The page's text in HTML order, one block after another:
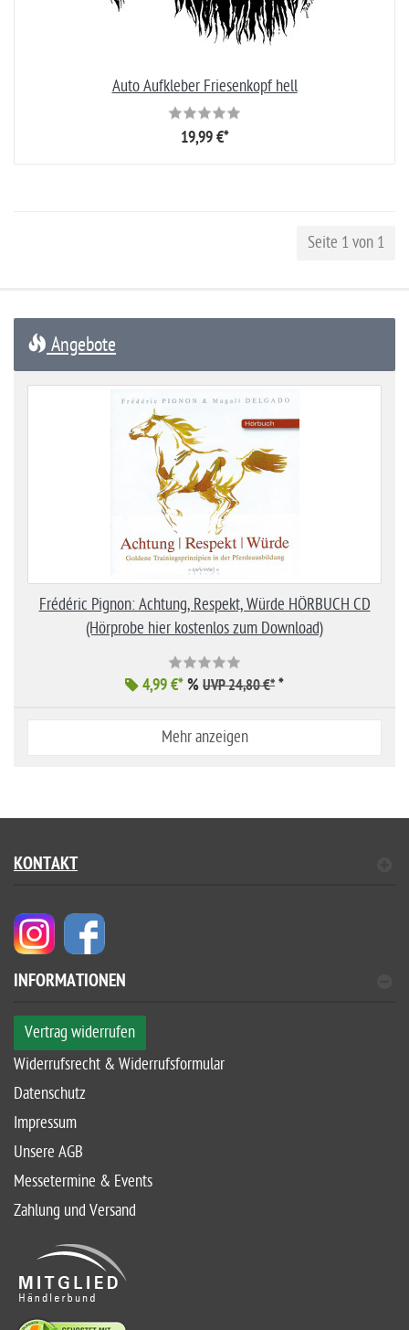
Auto Aufkleber Friesenkopf hell
19,99 €*
Seite 1 von 1
Angebote
Frédéric Pignon: Achtung, Respekt, Würde HÖRBUCH CD
(Hörprobe hier kostenlos zum Download)
4,99 €*% UVP 24,80 €* *
Mehr anzeigen
KONTAKT
INFORMATIONEN
Vertrag widerrufen
Widerrufsrecht & Widerrufsformular
Datenschutz
Impressum
Unsere AGB
Messetermine & Events
Zahlung und Versand